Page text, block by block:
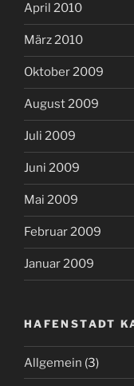
April 2010
März 2010
Oktober 2009
August 2009
Juli 2009
Juni 2009
Mai 2009
Februar 2009
Januar 2009
HAFENSTADT
Allgemein (3)